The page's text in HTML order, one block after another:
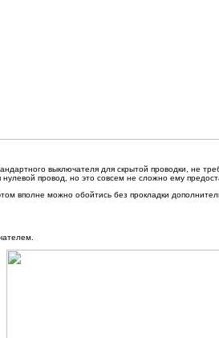
выключателя для скрытой проводки, не
провод, но это совсем не сложно ему
вполне можно обойтись без прокладки